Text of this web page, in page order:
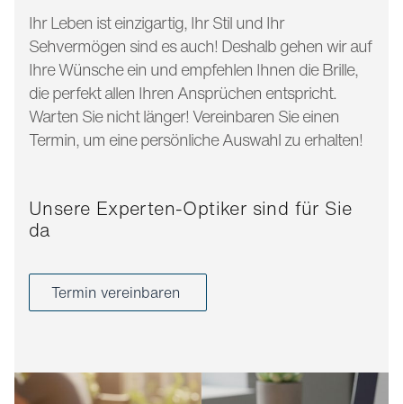
Ihr Leben ist einzigartig, Ihr Stil und Ihr
Sehvermögen sind es auch! Deshalb gehen wir auf
Ihre Wünsche ein und empfehlen Ihnen die Brille,
die perfekt allen Ihren Ansprüchen entspricht.
Warten Sie nicht länger! Vereinbaren Sie einen
Termin, um eine persönliche Auswahl zu erhalten!
Unsere Experten-Optiker sind für Sie
da
Termin vereinbaren